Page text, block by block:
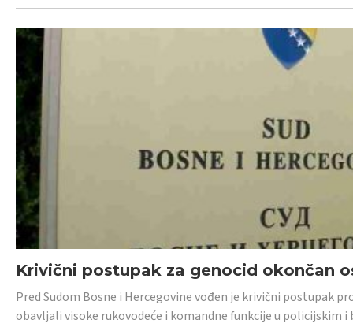
Krivični postupak za genocid okončan
Pred Sudom Bosne i Hercegovine vođen je krivični postupak
obavljali visoke rukovodeće i komandne funkcije u policijskim